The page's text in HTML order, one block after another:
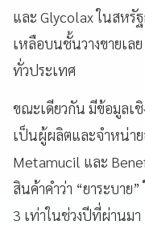
และ Glycolax ในสหรั
เหลือบนชั้นวางขายเล
ทั่วประเทศ
ขณะเดียวกัน มีข้อมูลเ
เป็นผู้ผลิตและจำหน่าย
Metamucil และ
สินค้าคำว่า “ยาระบา
3 เท่าในช่วงปีที่ผ่านมา